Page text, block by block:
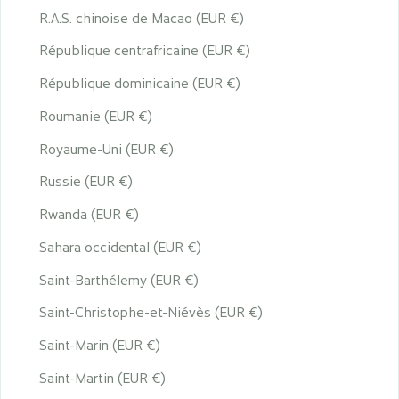
R.A.S. chinoise de Macao (EUR €)
République centrafricaine (EUR €)
République dominicaine (EUR €)
Roumanie (EUR €)
Royaume-Uni (EUR €)
Russie (EUR €)
Rwanda (EUR €)
Sahara occidental (EUR €)
Saint-Barthélemy (EUR €)
Saint-Christophe-et-Niévès (EUR €)
Saint-Marin (EUR €)
Saint-Martin (EUR €)